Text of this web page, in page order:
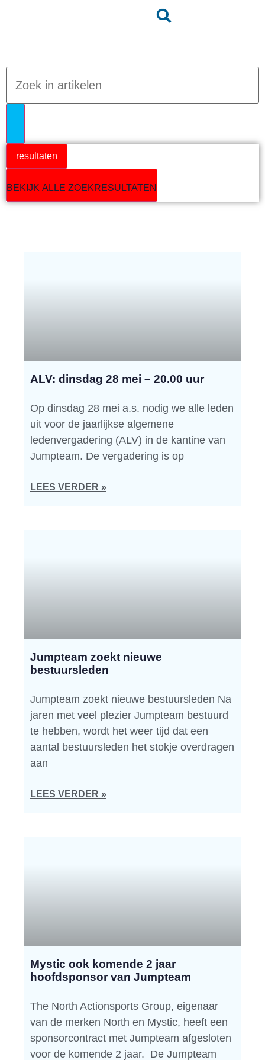
resultaten
BEKIJK ALLE ZOEKRESULTATEN
ALV: dinsdag 28 mei – 20.00 uur
Op dinsdag 28 mei a.s. nodig we alle leden
uit voor de jaarlijkse algemene
ledenvergadering (ALV) in de kantine van
Jumpteam. De vergadering is op
LEES VERDER »
Jumpteam zoekt nieuwe
bestuursleden
Jumpteam zoekt nieuwe bestuursleden Na
jaren met veel plezier Jumpteam bestuurd
te hebben, wordt het weer tijd dat een
aantal bestuursleden het stokje overdragen
aan
LEES VERDER »
Mystic ook komende 2 jaar
hoofdsponsor van Jumpteam
The North Actionsports Group, eigenaar
van de merken North en Mystic, heeft een
sponsorcontract met Jumpteam afgesloten
voor de komende 2 jaar. De Jumpteam